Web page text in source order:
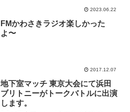
2023.06.22
FMかわさきラジオ楽しかった
よ〜
2017.12.07
地下室マッチ 東京大会にて浜田
ブリトニーがトークバトルに出演
します。